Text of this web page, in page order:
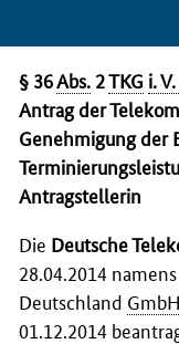
§ 36Abs. 2TKG i.
Antrag der
Genehmigung der
Antragstellerin
Die Deutsche
28.04.2014
Deutschland GmbH
01.12.2014